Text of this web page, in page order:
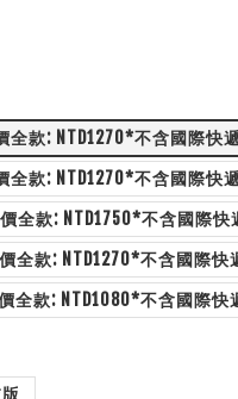
配置 午睡毯 總價全款: NTD1270*不含
配置 裝飾畫 總價全款: NTD1270*不含
配置3: 地毯C 總價全款: NTD1750*
配置2: 地毯B 總價全款: NTD1270*
配置1: 地毯A 總價全款: NTD1080*